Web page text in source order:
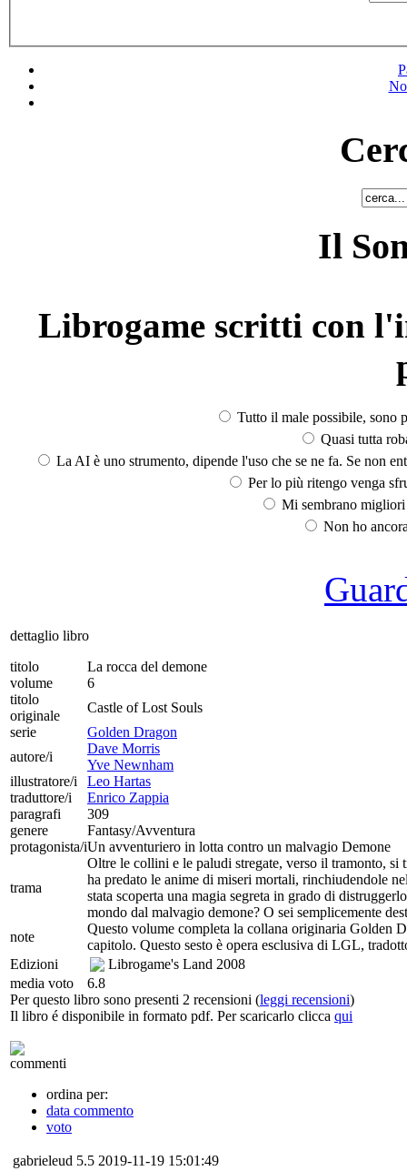
Il
Librogame scritti con
Tutto il male possibile, sono
Quasi tutta
La AI è uno strumento, dipende l'uso che se ne fa. Se non
Per lo più ritengo venga
Mi sembrano
Non ho
dettaglio libro
titolo
La rocca del demone
volume
6
titolo
originale
Castle of Lost Souls
serie
Golden Dragon
autore/i
Dave Morris
Yve Newnham
illustratore/i
Leo Hartas
traduttore/i
Enrico Zappia
paragrafi
309
genere
Fantasy/Avventura
protagonista/iUn avventuriero in lotta contro un malvagio Demone
trama
Oltre le collini e le paludi stregate, verso il tramonto, si
ha predato le anime di miseri mortali, rinchiudendole
stata scoperta una magia segreta in grado di
mondo dal malvagio demone? O sei semplicemente
note
Questo volume completa la collana originaria Golden
capitolo. Questo sesto è opera esclusiva di LGL,
Edizioni
Librogame's Land 2008
media voto
6.8
Per questo libro sono presenti 2 recensioni (leggi recensioni)
Il libro é disponibile in formato pdf. Per scaricarlo clicca qui
commenti
ordina per:
data commento
voto
gabrieleud 5.5 2019-11-19 15:01:49